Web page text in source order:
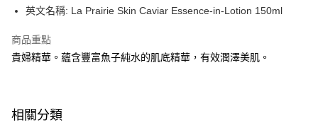
BoC Pay
送貨方式
順豐自助櫃 - 確認發貨後1-3個工作天送達
順豐站及營業點 - 確認發貨後1-3個工作天送達
英文名稱: La Prairie Skin Caviar Essence-in-Lotion 150ml
商品重點
貴婦精華。蘊含豐富魚子純水的肌底精華，有效潤澤美肌。
相關分類